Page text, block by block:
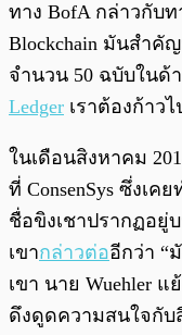
ทาง BofA กล่าวกับท
Blockchain มันสำคั
จำนวน 50 ฉบับในด้
Ledger เราต้องก้าว
ในเดือนสิงหาคม
ที่ ConsenSys ซึ่งเค
ชื่อขิงเชาปรากฏอยู่
เขากล่าวต่ออีกว่า “
เขา นาย Wuehler
ดึงดูดความสนใจกั